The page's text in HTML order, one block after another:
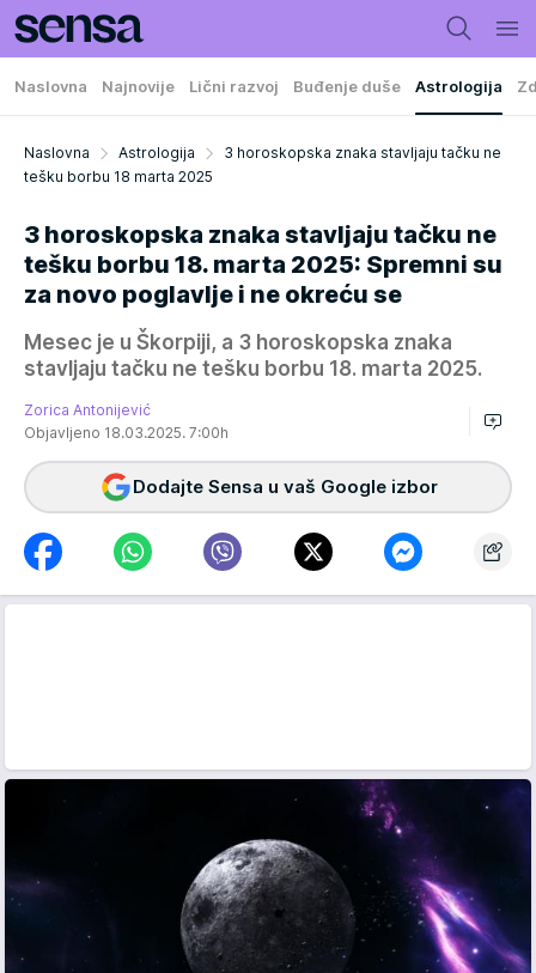
Naslovna Najnovije Lični razvoj Buđenje duše Astrologija
Naslovna Astrologija
3 horoskopska znaka stavljaju tačku ne
tešku borbu 18 marta 2025
3 horoskopska znaka stavljaju tačku ne
tešku borbu 18. marta 2025: Spremni su
za novo poglavlje i ne okreću se
Mesec je u Škorpiji, a 3 horoskopska znaka
stavljaju tačku ne tešku borbu 18. marta 2025.
Zorica Antonijević
Objavljeno 18.03.2025. 7:00h
Dodajte Sensa u vaš Google izbor